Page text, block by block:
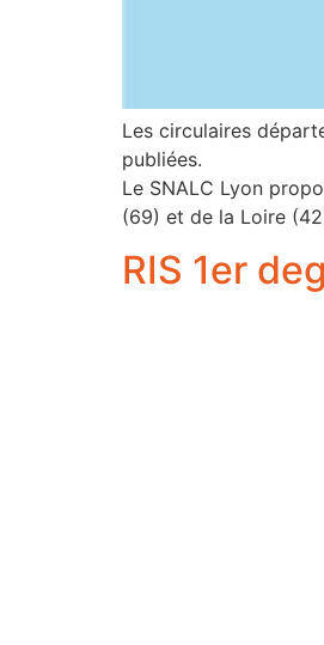
Les circulaires
publiées.
Le SNALC Lyon
(69) et de la Loire
RIS 1er